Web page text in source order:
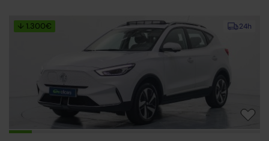
24h
↓ 1.300€